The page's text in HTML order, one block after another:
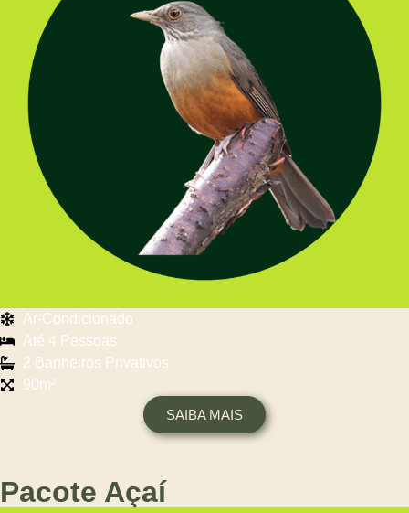
Ar-Condicionado
Até 4 Pessoas
2 Banheiros Privativos
90m²
SAIBA MAIS
Pacote Açaí